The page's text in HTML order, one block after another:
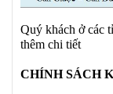
Quý khách ở các
thêm chi tiết
CHÍNH SÁCH